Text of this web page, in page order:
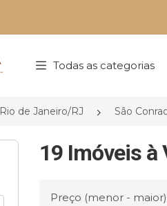
Todas as categorias
Rio de Janeiro/RJ São
19 Imóveis à
Ordenar por